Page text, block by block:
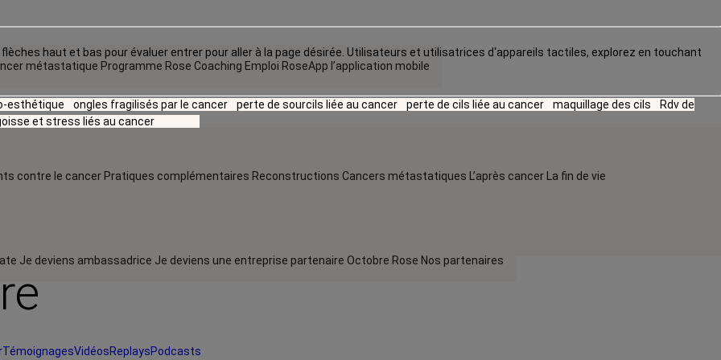
métastatique Programme Rose Coaching Emploi RoseApp l’application mobile
contre le cancer Pratiques complémentaires Reconstructions Cancers métastatiques L’après cancer La fin de vie
Je deviens ambassadrice Je deviens une entreprise partenaire Octobre Rose Nos partenaires
haut et bas pour évaluer entrer pour aller à la page désirée. Utilisateurs et utilisatrices d‘appareils tactiles, explorez en touchant
esthétique ongles fragilisés par le cancer perte de sourcils liée au cancer perte de cils liée au cancer maquillage des cils
Rdv de
et stress liés au cancer
TémoignagesVidéosReplaysPodcasts